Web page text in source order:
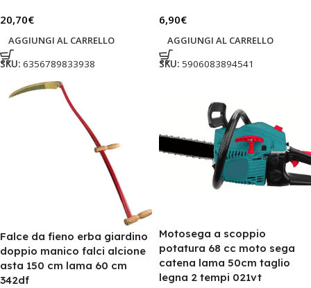
20,70€
AGGIUNGI AL CARRELLO
SKU: 6356789833938
6,90€
AGGIUNGI AL CARRELLO
SKU: 5906083894541
Falce da fieno erba giardino
doppio manico falci alcione
asta 150 cm lama 60 cm
342df
Motosega a scoppio
potatura 68 cc moto sega
catena lama 50cm taglio
legna 2 tempi 021vt